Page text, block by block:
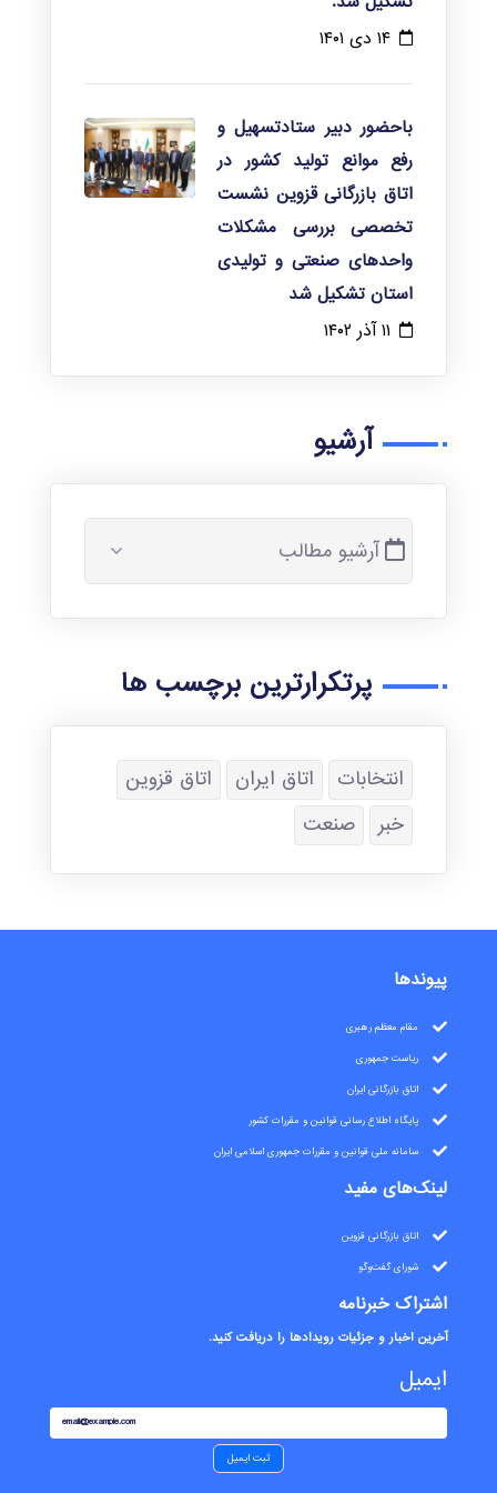
۱۴ دی ۱۴۰۱
باحضور دبیر ستادتسهیل و
رفع موانع تولید کشور در
اتاق بازرگانی قزوین نشست
تخصصی بررسی مشکلات
واحدهای صنعتی و تولیدی
استان تشکیل شد
۱۱ آذر ۱۴۰۲
آرشیو
آرشیو مطالب
پرتکرارترین برچسب ها
انتخابات اتاق ایران
اتاق قزوین
خبر
صنعت
پیوندها
مقام معظم رهبری
ریاست جمهوری
اتاق بازرگانی ایران
پایگاه اطلاع رسانی قوانین و مقررات کشور
سامانه ملی قوانین و مقررات جمهوری اسلامی ایران
لینک‌های مفید
اتاق بازرگانی قزوین
شورای گفت‌وگو
اشتراک خبرنامه
آخرین اخبار و جزئیات رویدادها را دریافت کنید.
ایمیل
email@example.com
ثبت ایمیل